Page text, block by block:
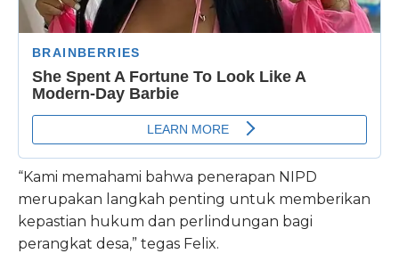
“Kami memahami bahwa penerapan NIPD
merupakan langkah penting untuk memberikan
kepastian hukum dan perlindungan bagi
perangkat desa,” tegas Felix.